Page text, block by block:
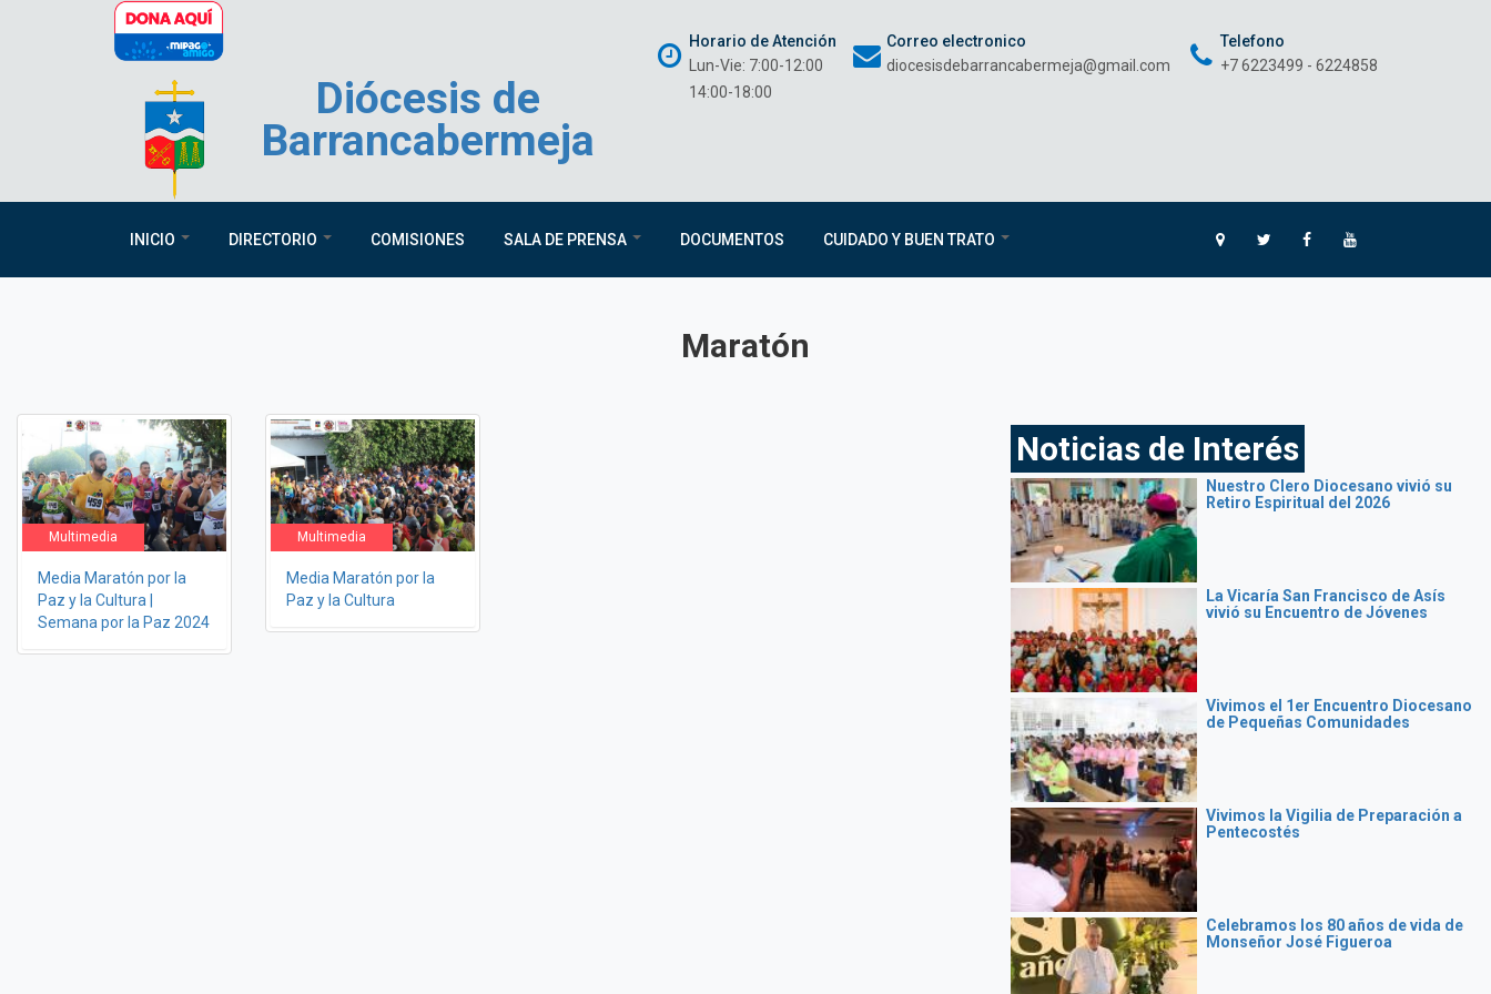
Pasar al contenido principal
Diócesis de
Barrancabermeja
Horario de Atención
Lun-Vie: 7:00-12:00
14:00-18:00
Correo electronico
diocesisdebarrancabermeja@gmail.com
Telefono
+7 6223499 - 6224858
INICIO DIRECTORIO COMISIONES SALA DE PRENSA DOCUMENTOS CUIDADO Y BUEN TRATO
Maratón
Multimedia
Media Maratón por la
Paz y la Cultura |
Semana por la Paz 2024
Multimedia
Media Maratón por la
Paz y la Cultura
Noticias de Interés
Nuestro Clero Diocesano vivió su
Retiro Espiritual del 2026
La Vicaría San Francisco de Asís
vivió su Encuentro de Jóvenes
Vivimos el 1er Encuentro Diocesano
de Pequeñas Comunidades
Vivimos la Vigilia de Preparación a
Pentecostés
Celebramos los 80 años de vida de
Monseñor José Figueroa